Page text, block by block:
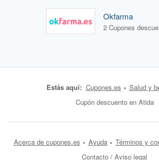
Okfarma
Estás aquí: Cupones.es
Salud y
Cupón descuento en Atida
Acerca de cupones.es Ayuda
Términos y
Contacto / Aviso legal